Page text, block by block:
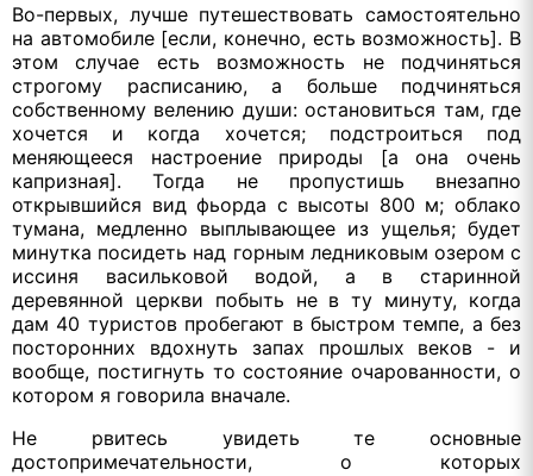
Во-первых, лучше путешествовать самостоятельно
на автомобиле [если, конечно, есть возможность]. В
этом случае есть возможность не подчиняться
строгому расписанию, а больше подчиняться
собственному велению души: остановиться там, где
хочется и когда хочется; подстроиться под
меняющееся настроение природы [а она очень
капризная]. Тогда не пропустишь внезапно
открывшийся вид фьорда с высоты 800 м; облако
тумана, медленно выплывающее из ущелья; будет
минутка посидеть над горным ледниковым озером с
иссиня васильковой водой, а в старинной
деревянной церкви побыть не в ту минуту, когда
дам 40 туристов пробегают в быстром темпе, а без
посторонних вдохнуть запах прошлых веков - и
вообще, постигнуть то состояние очарованности, о
котором я говорила вначале.
Не рвитесь увидеть те основные
достопримечательности, о которых